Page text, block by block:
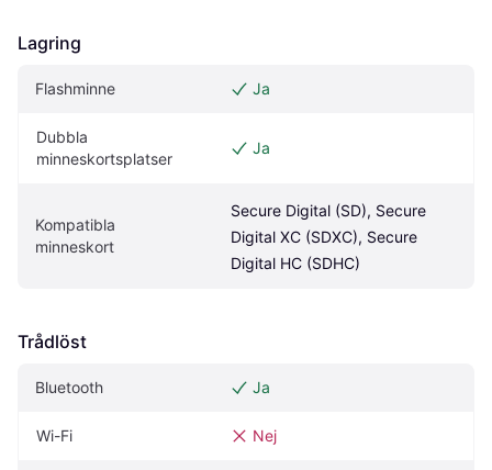
Lagring
Flashminne Ja
Dubbla
minneskortsplatser
Ja
Kompatibla
minneskort
Secure Digital (SD), Secure
Digital XC (SDXC), Secure
Digital HC (SDHC)
Trådlöst
Bluetooth Ja
Wi-Fi Nej